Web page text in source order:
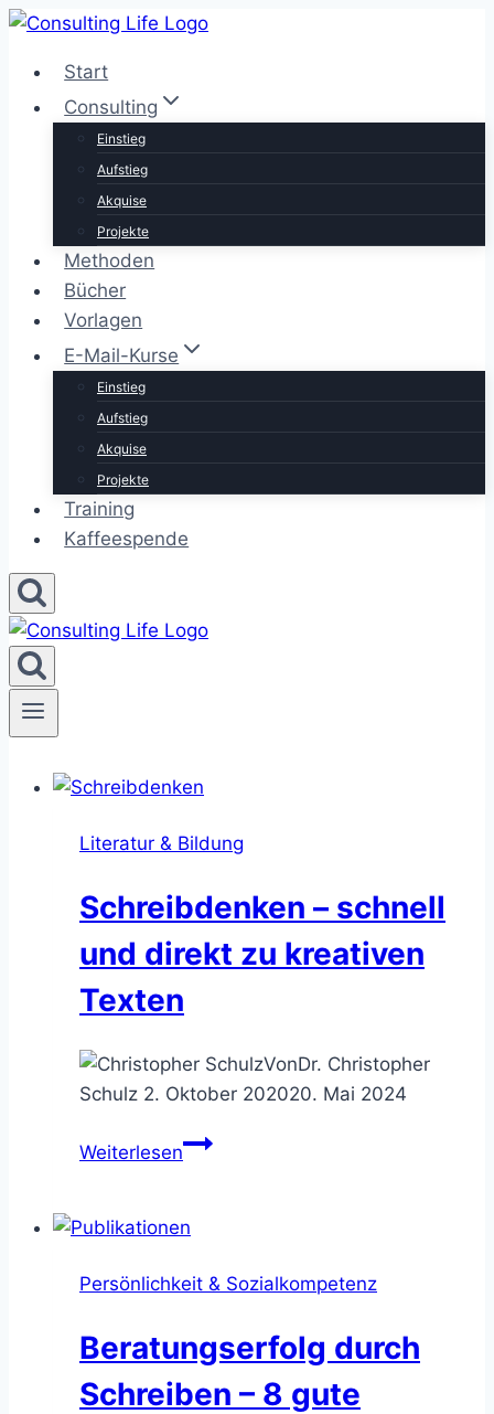
Zum
springenStart
Consulting
Einstieg
Aufstieg
Akquise
Projekte
Methoden
Bücher
Vorlagen
E-Mail-Kurse
Einstieg
Aufstieg
Akquise
Projekte
Training
Kaffeespende
Literatur & Bildung
Schreibdenken – schnell
und direkt zu kreativen
Texten
VonDr. Christopher
Schulz 2. Oktober 202020. Mai 2024
WeiterlesenSchreibdenken
und
zu
Texten
Persönlichkeit & Sozialkompetenz
Beratungserfolg durch
Schreiben – 8 gute